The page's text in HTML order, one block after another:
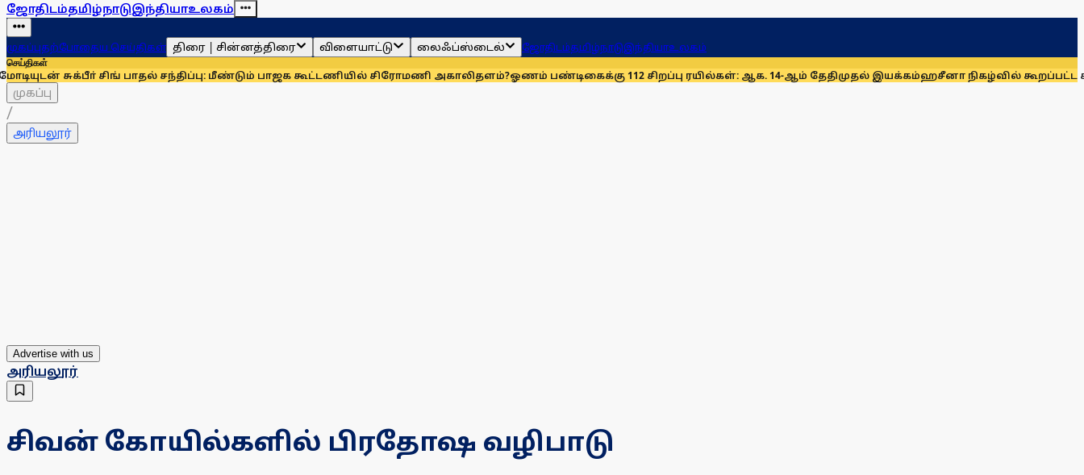
ஜோதிடம்தமிழ்நாடுஇந்தியாஉலகம்
முகப்புதற்போதைய செய்திகள் திரை | சின்னத்திரை விளையாட்டு லைஃப்ஸ்டைல் ஜோதிடம்தமிழ்நாடுஇந்தியாஉலகம்
செய்திகள்
சிங் பாதல் சந்திப்பு: மீண்டும் பாஜக கூட்டணியில் சிரோமணி அகாலிதளம்?ஓணம் பண்டிகைக்கு 112 சிறப்பு ரயில்கள்: ஆக. 14-ஆம் தேதிமுதல் இயக்கம்ஹசீனா நிகழ்வில் கூறப்பட்ட
முகப்பு
/
அரியலூர்
Advertise with us
அரியலூர்
சிவன் கோயில்களில் பிரதோஷ வழிபாடு